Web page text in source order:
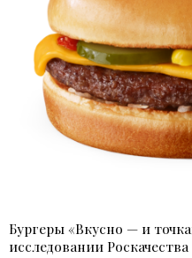
Бургеры «Вкусно — и
исследовании Роскачества